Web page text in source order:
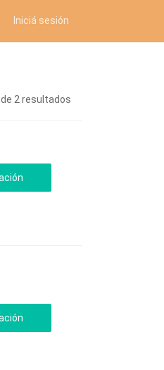
Iniciá sesión
de 2 resultados